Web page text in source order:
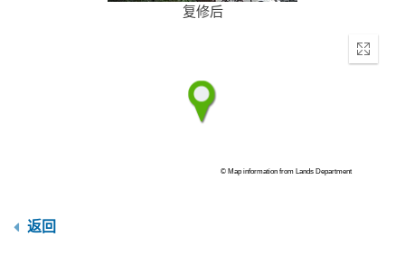
复修后
Enter
© Map information from Lands Department
返回